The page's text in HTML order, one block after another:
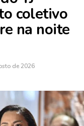
coletivo
na noite
de 2026